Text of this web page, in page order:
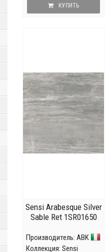
КУПИТЬ
Sensi Arabesque Silver
Sable Ret 1SR01650
Производитель: ABK
Коллекция: Sensi